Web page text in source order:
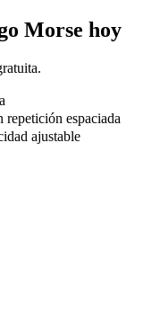
Morse hoy
repetición espaciada
ajustable